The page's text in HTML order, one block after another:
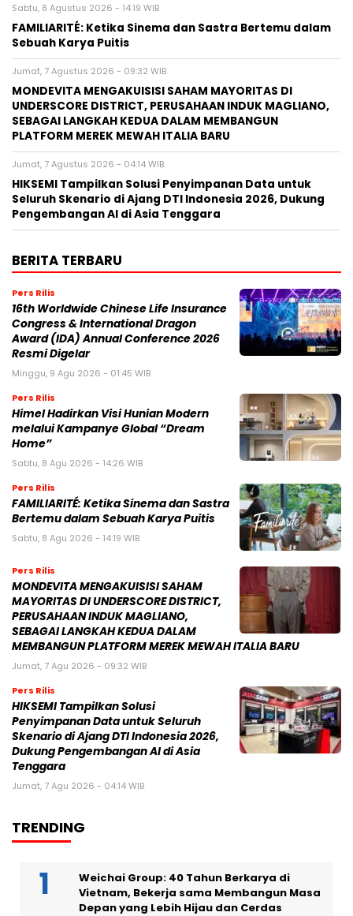
Sabtu, 8 Agustus 2026 - 14:19 WIB
FAMILIARITÉ: Ketika Sinema dan Sastra Bertemu dalam
Sebuah Karya Puitis
Jumat, 7 Agustus 2026 - 09:32 WIB
MONDEVITA MENGAKUISISI SAHAM MAYORITAS DI
UNDERSCORE DISTRICT, PERUSAHAAN INDUK MAGLIANO,
SEBAGAI LANGKAH KEDUA DALAM MEMBANGUN
PLATFORM MEREK MEWAH ITALIA BARU
Jumat, 7 Agustus 2026 - 04:14 WIB
HIKSEMI Tampilkan Solusi Penyimpanan Data untuk
Seluruh Skenario di Ajang DTI Indonesia 2026, Dukung
Pengembangan AI di Asia Tenggara
BERITA TERBARU
Pers Rilis
16th Worldwide Chinese Life Insurance
Congress & International Dragon
Award (IDA) Annual Conference 2026
Resmi Digelar
Minggu, 9 Agu 2026 - 01:45 WIB
Pers Rilis
Himel Hadirkan Visi Hunian Modern
melalui Kampanye Global “Dream
Home”
Sabtu, 8 Agu 2026 - 14:26 WIB
Pers Rilis
FAMILIARITÉ: Ketika Sinema dan Sastra
Bertemu dalam Sebuah Karya Puitis
Sabtu, 8 Agu 2026 - 14:19 WIB
Pers Rilis
MONDEVITA MENGAKUISISI SAHAM
MAYORITAS DI UNDERSCORE DISTRICT,
PERUSAHAAN INDUK MAGLIANO,
SEBAGAI LANGKAH KEDUA DALAM
MEMBANGUN PLATFORM MEREK MEWAH ITALIA BARU
Jumat, 7 Agu 2026 - 09:32 WIB
Pers Rilis
HIKSEMI Tampilkan Solusi
Penyimpanan Data untuk Seluruh
Skenario di Ajang DTI Indonesia 2026,
Dukung Pengembangan AI di Asia
Tenggara
Jumat, 7 Agu 2026 - 04:14 WIB
TRENDING
Weichai Group: 40 Tahun Berkarya di
Vietnam, Bekerja sama Membangun Masa
Depan yang Lebih Hijau dan Cerdas